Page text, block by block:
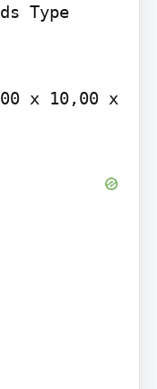
Type
x 10,00 x